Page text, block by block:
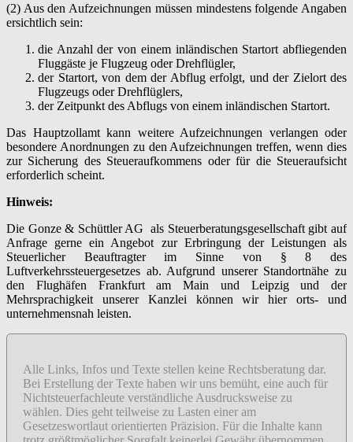
(2) Aus den Aufzeichnungen müssen mindestens folgende Angaben
ersichtlich sein:
die Anzahl der von einem inländischen Startort abfliegenden
Fluggäste je Flugzeug oder Drehflügler,
der Startort, von dem der Abflug erfolgt, und der Zielort des
Flugzeugs oder Drehflüglers,
der Zeitpunkt des Abflugs von einem inländischen Startort.
Das Hauptzollamt kann weitere Aufzeichnungen verlangen oder
besondere Anordnungen zu den Aufzeichnungen treffen, wenn dies
zur Sicherung des Steueraufkommens oder für die Steueraufsicht
erforderlich scheint.
Hinweis:
Die Gonze & Schüttler AG als Steuerberatungsgesellschaft gibt auf
Anfrage gerne ein Angebot zur Erbringung der Leistungen als
Steuerlicher Beauftragter im Sinne von § 8 des
Luftverkehrssteuergesetzes ab. Aufgrund unserer Standortnähe zu
den Flughäfen Frankfurt am Main und Leipzig und der
Mehrsprachigkeit unserer Kanzlei können wir hier orts- und
unternehmensnah leisten.
Alle Links, Infos und Texte stellen keine Rechtsberatung dar.
Bei Erstellung der Texte haben wir uns bemüht, eine auch für
Nichtsteuerfachleute verständliche Ausdrucksweise zu
wählen. Dies geht teilweise zu Lasten einer am
Gesetzeswortlaut orientierten Präzision. Für die Inhalte kann